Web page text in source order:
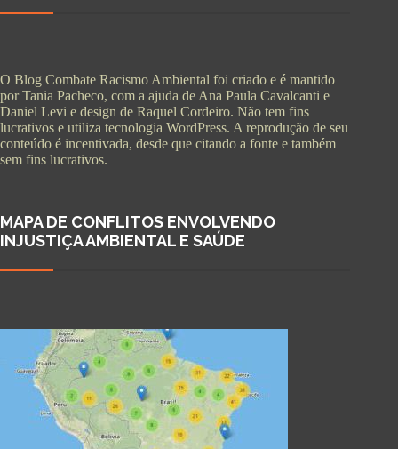
O Blog Combate Racismo Ambiental foi criado e é mantido
por Tania Pacheco, com a ajuda de Ana Paula Cavalcanti e
Daniel Levi e design de Raquel Cordeiro. Não tem fins
lucrativos e utiliza tecnologia WordPress. A reprodução de seu
conteúdo é incentivada, desde que citando a fonte e também
sem fins lucrativos.
MAPA DE CONFLITOS ENVOLVENDO
INJUSTIÇA AMBIENTAL E SAÚDE